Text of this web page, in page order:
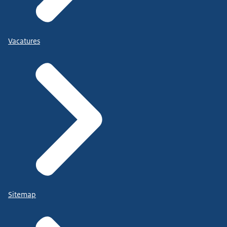
Vacatures
Sitemap